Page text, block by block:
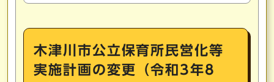
木津川市公立保育所民営化等
実施計画の変更（令和3年8